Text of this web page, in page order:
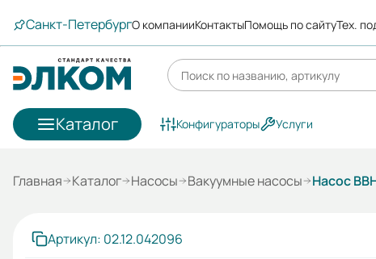
Санкт-ПетербургО компанииКонтактыПомощь по сайтуТех.
Каталог Конфигураторы Услуги
Главная Каталог Насосы Вакуумные насосы Насос
Артикул: 02.12.042096